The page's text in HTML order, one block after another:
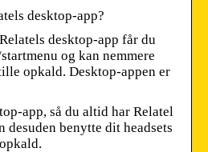
desktop-app?
desktop-app får du
og kan nemmere
opkald. Desktop-appen er
app, så du altid har Relatel
desuden benytte dit headsets